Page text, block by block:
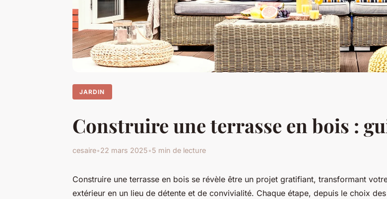
JARDIN
Construire une terrasse en bois :
cesaire•22 mars 2025•5 min de lecture
Construire une terrasse en bois se révèle être un projet gratifiant, transformant
extérieur en un lieu de détente et de convivialité. Chaque étape, depuis le choix des